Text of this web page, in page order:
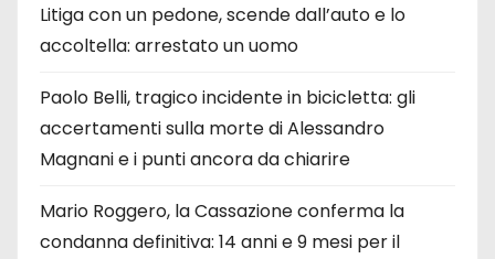
Litiga con un pedone, scende dall’auto e lo
accoltella: arrestato un uomo
Paolo Belli, tragico incidente in bicicletta: gli
accertamenti sulla morte di Alessandro
Magnani e i punti ancora da chiarire
Mario Roggero, la Cassazione conferma la
condanna definitiva: 14 anni e 9 mesi per il